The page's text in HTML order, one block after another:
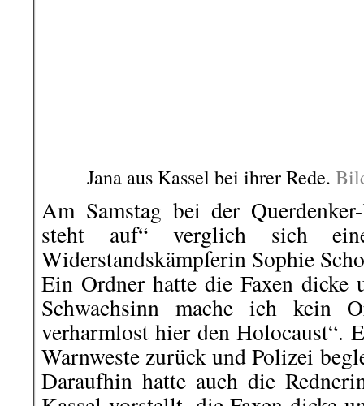
Arbeiterklasse ,Ausland,Berlin-
Straße umbenannt – und das ist gut so!,
Migration,III. Weg ,Info-Welt,
Vorkommnisse
KPD Landesverband
Waterkant,KPD/ML,Kultur ,Literatur,
und Gesellschaft,Polizeiwilkür,
Stuttgart 21,Wochenrückblick
Dez.
07
on7. Dezember 2020
Veröffentlicht In:Allgemein